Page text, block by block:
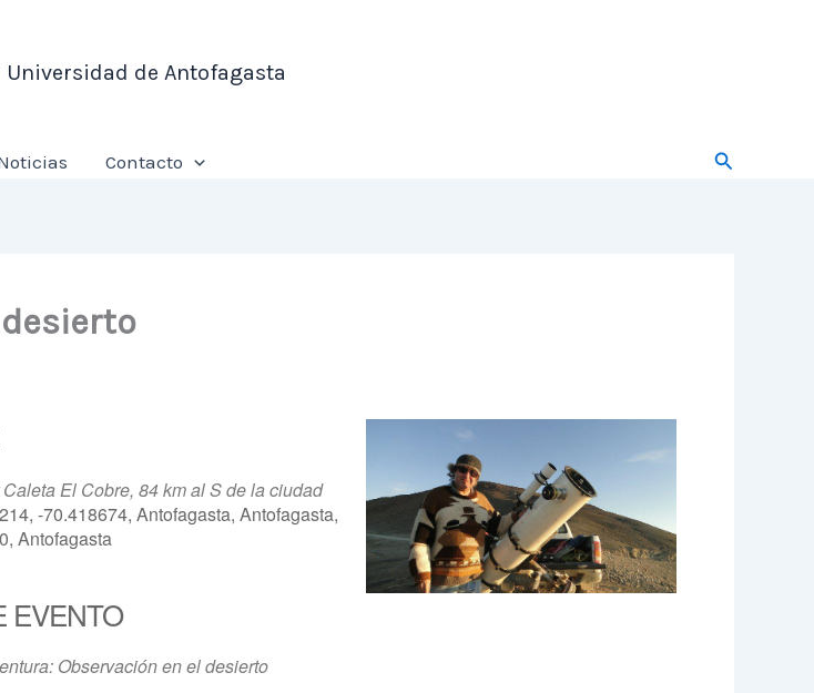
de Antofagasta
Contacto Buscar
iCalendar
El Cobre, 84 km al S de la ciudad
-70.418674, Antofagasta, Antofagasta,
Antofagasta
EVENTO
Observación en el desierto